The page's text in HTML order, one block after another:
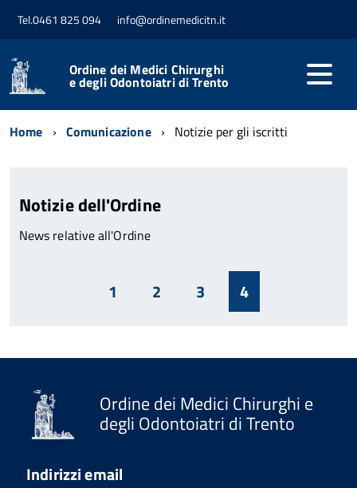
Tel.0461 825 094 info@ordinemedicitn.it
Ordine dei Medici Chirurghi
e degli Odontoiatri di Trento
Home Comunicazione Notizie per gli iscritti
Notizie dell'Ordine
News relative all'Ordine
1 2 3 4
Ordine dei Medici Chirurghi e
degli Odontoiatri di Trento
Indirizzi email